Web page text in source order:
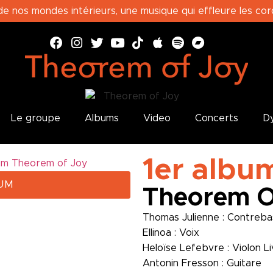
nos mondes intérieurs, une musique qui effleure les
Le groupe Albums Video Concerts
1er
Theorem
Thomas Julienne :
Ellinoa : Voix
Heloïse Lefebvre : Violon
Antonin Fresson : Guitare